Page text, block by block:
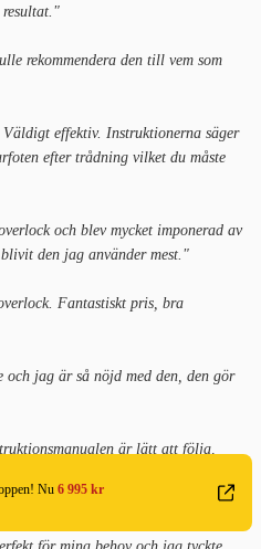
Nu 6 995 kr
rekommendera den till vem som
effektiv. Instruktionerna säger
efter trådning vilket du måste
och blev mycket imponerad av
den jag använder mest."
Fantastiskt pris, bra
jag är så nöjd med den, den gör
är lätt att följa,
tidigare men efter lång tid av